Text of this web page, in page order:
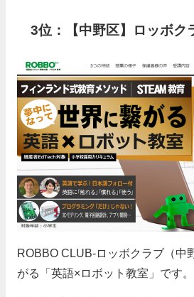
3位：【中野区】ロッボク
ROBBO CLUB-ロッボクラブ（中
がる「英語×ロボット教室」です。